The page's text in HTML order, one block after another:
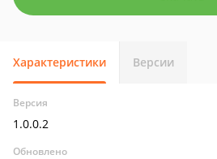
Характеристики Версии
Версия
1.0.0.2
Обновлено